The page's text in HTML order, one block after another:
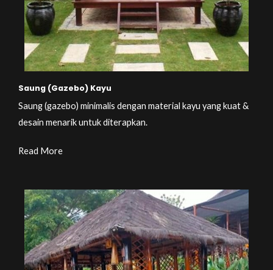
Saung (Gazebo) Kayu
Saung (gazebo) minimalis dengan material kayu yang kuat &
desain menarik untuk diterapkan.
Read More